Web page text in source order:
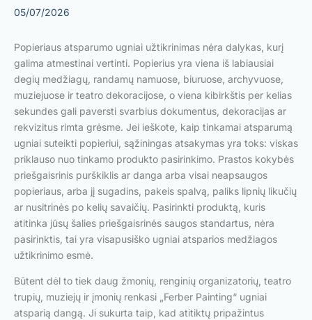
05/07/2026
Popieriaus atsparumo ugniai užtikrinimas nėra dalykas, kurį
galima atmestinai vertinti. Popierius yra viena iš labiausiai
degių medžiagų, randamų namuose, biuruose, archyvuose,
muziejuose ir teatro dekoracijose, o viena kibirkštis per kelias
sekundes gali paversti svarbius dokumentus, dekoracijas ar
rekvizitus rimta grėsme. Jei ieškote, kaip tinkamai atsparumą
ugniai suteikti popieriui, sąžiningas atsakymas yra toks: viskas
priklauso nuo tinkamo produkto pasirinkimo. Prastos kokybės
priešgaisrinis purškiklis ar danga arba visai neapsaugos
popieriaus, arba jį sugadins, pakeis spalvą, paliks lipnių likučių
ar nusitrinės po kelių savaičių. Pasirinkti produktą, kuris
atitinka jūsų šalies priešgaisrinės saugos standartus, nėra
pasirinktis, tai yra visapusiško ugniai atsparios medžiagos
užtikrinimo esmė.
Būtent dėl to tiek daug žmonių, renginių organizatorių, teatro
trupių, muziejų ir įmonių renkasi „Ferber Painting“ ugniai
atsparią dangą. Ji sukurta taip, kad atitiktų pripažintus